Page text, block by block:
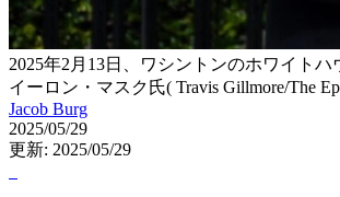
2025年2月13日、ワシントンのホワイトハ
イーロン・マスク氏( Travis Gillmore/The
Jacob Burg
2025/05/29
更新: 2025/05/29